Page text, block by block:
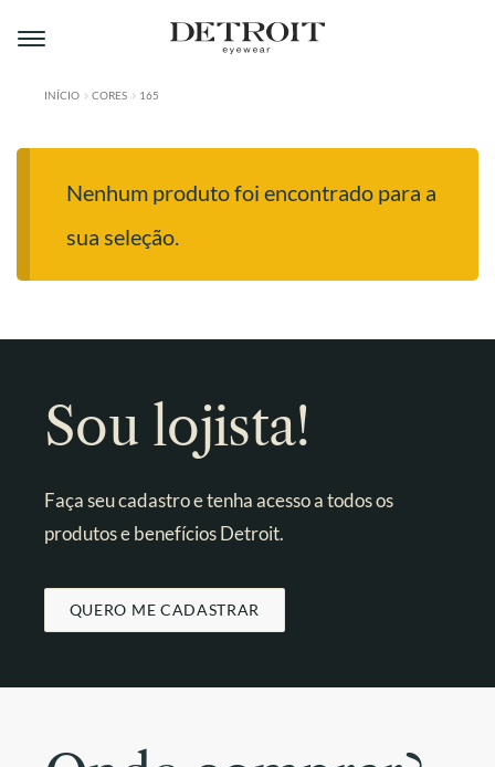
Pular
para
Pular
para
A DETROIT
A MONTMARTRE
PRODUTOS
INÍCIO CORES 165
Nenhum produto foi encontrado para a
sua seleção.
Sou lojista!
Faça seu cadastro e tenha acesso a todos os
produtos e benefícios Detroit.
QUERO ME CADASTRAR